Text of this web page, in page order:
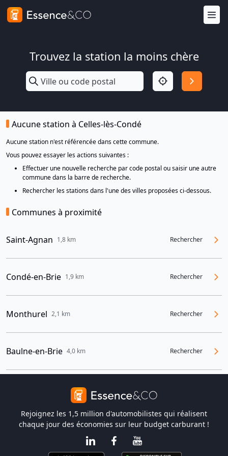
Trouvez la station la moins chère
Aucune station à Celles-lès-Condé
Aucune station n'est référencée dans cette commune.
Vous pouvez essayer les actions suivantes :
Effectuer une nouvelle recherche par code postal ou saisir une autre
commune dans la barre de recherche.
Rechercher les stations dans l'une des villes proposées ci-dessous.
Communes à proximité
Saint-Agnan 1,8 km Rechercher
Condé-en-Brie 1,9 km Rechercher
Monthurel 2,1 km Rechercher
Baulne-en-Brie 4,0 km Rechercher
Rejoignez les 1,5 million d'automobilistes qui réalisent
chaque jour des économies sur leur budget carburant !